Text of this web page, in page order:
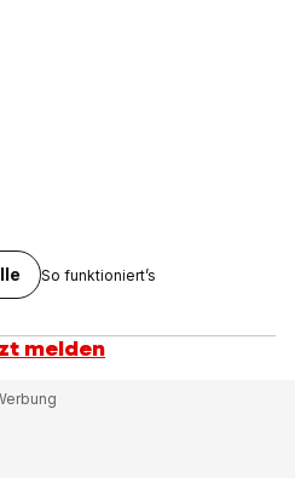
So funktioniert’s
melden